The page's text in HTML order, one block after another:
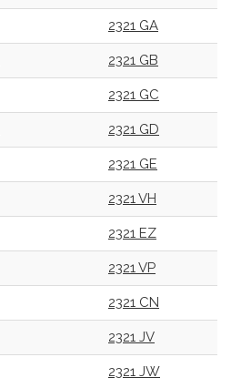
2321 GA
2321 GB
2321 GC
2321 GD
2321 GE
2321 VH
2321 EZ
2321 VP
2321 CN
2321 JV
2321 JW